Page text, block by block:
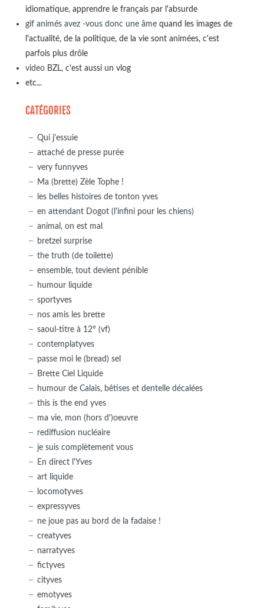
idiomatique, apprendre le français par l'absurde
gif animés avez -vous donc une âmequand les images de
l'actualité, de la politique, de la vie sont animées, c'est
parfois plus drôle
videoBZL, c'est aussi un vlog
etc...
CATÉGORIES
Qui j'essuie
attaché de presse purée
very funnyves
Ma (brette) Zèle Tophe !
les belles histoires de tonton yves
en attendant Dogot (l'infini pour les chiens)
animal, on est mal
bretzel surprise
the truth (de toilette)
ensemble, tout devient pénible
humour liquide
sportyves
nos amis les brette
saoul-titre à 12° (vf)
contemplatyves
passe moi le (bread) sel
Brette Ciel Liquide
humour de Calais, bêtises et dentelle décalées
this is the end yves
ma vie, mon (hors d')oeuvre
rediffusion nucléaire
je suis complètement vous
En direct l'Yves
art liquide
locomotyves
expressyves
ne joue pas au bord de la fadaise !
creatyves
narratyves
fictyves
cityves
emotyves